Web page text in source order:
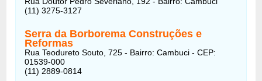
(11) 3275-3127
Serra da Borborema Construções e
Reformas
Rua Teodureto Souto, 725 - Bairro: Cambuci - CEP:
01539-000
(11) 2889-0814